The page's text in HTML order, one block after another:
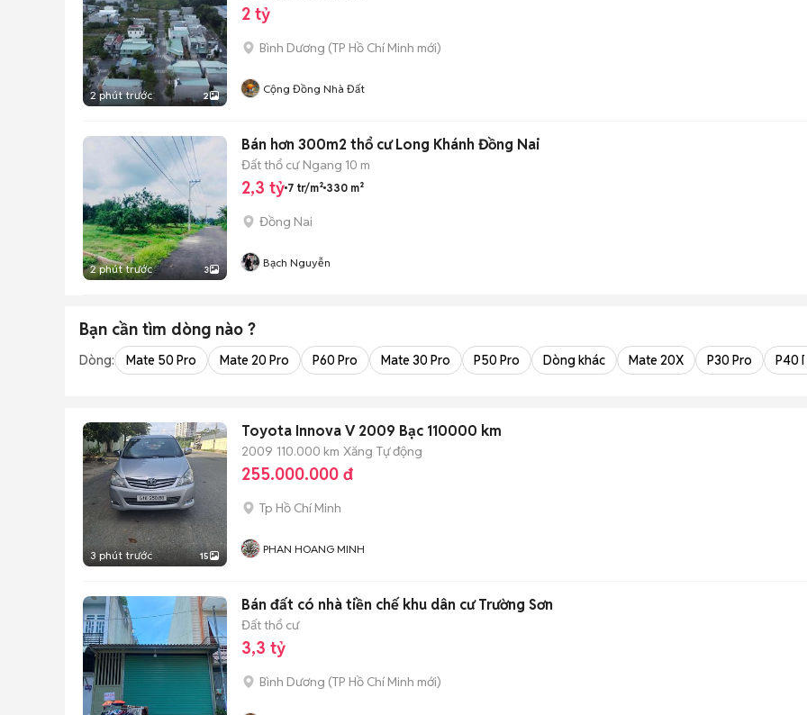
2 phút trước 2
2 tỷ
Bình Dương (TP Hồ Chí Minh mới)
Cộng Đồng Nhà Đất
2 phút trước 3
Bán hơn 300m2 thổ cư Long Khánh Đồng Nai
Đất thổ cư Ngang 10 m
2,3 tỷ 7 tr/m² 330 m²
Đồng Nai
Bạch Nguyễn
Bạn cần tìm dòng nào ?
Dòng: Mate 50 Pro Mate 20 Pro P60 Pro Mate 30 Pro P50 Pro Dòng khác Mate 20X P30 Pro P40
3 phút trước 15
Toyota Innova V 2009 Bạc 110000 km
2009 110.000 km Xăng Tự động
255.000.000 đ
Tp Hồ Chí Minh
PHAN HOANG MINH
Bán đất có nhà tiền chế khu dân cư Trường Sơn
Đất thổ cư
3,3 tỷ
Bình Dương (TP Hồ Chí Minh mới)